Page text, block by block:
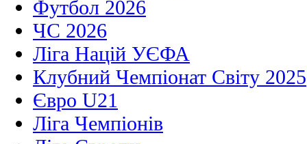
Футбол 2026
ЧС 2026
Ліга Націй УЄФА
Клубний Чемпіонат Світу 2025
Євро U21
Ліга Чемпіонів